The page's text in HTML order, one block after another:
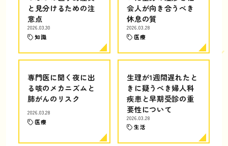
と見分けるための注
意点
2026.03.30
知識
会人が向き合うべき
休息の質
2026.03.28
医療
専門医に聞く夜に出
る咳のメカニズムと
肺がんのリスク
2026.03.28
医療
生理が1週間遅れたと
きに疑うべき婦人科
疾患と早期受診の重
要性について
2026.03.28
生活